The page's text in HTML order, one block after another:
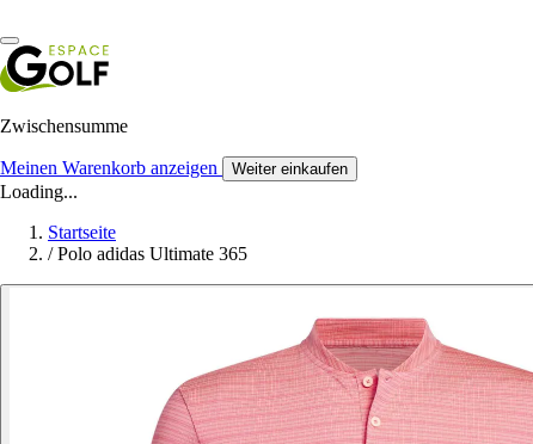
Zwischensumme
Meinen Warenkorb anzeigen Weiter einkaufen
Loading...
Startseite
/ Polo adidas Ultimate 365